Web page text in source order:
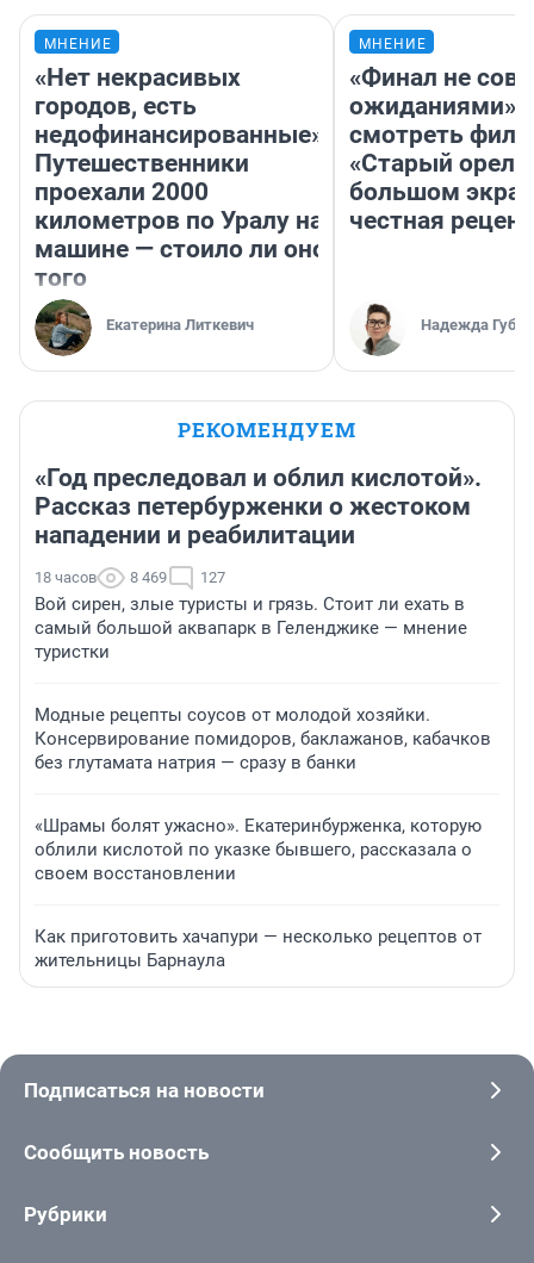
МНЕНИЕ
«Нет некрасивых
городов, есть
недофинансированные».
Путешественники
проехали 2000
километров по Уралу на
машине — стоило ли оно
того
Екатерина Литкевич
МНЕНИЕ
«Финал не
ожиданиями»:
смотреть
«Старый орел»
большом
честная
Надежда
РЕКОМЕНДУЕМ
«Год преследовал и облил кислотой».
Рассказ петербурженки о жестоком
нападении и реабилитации
18 часов 8 469 127
Вой сирен, злые туристы и грязь. Стоит ли ехать в
самый большой аквапарк в Геленджике — мнение
туристки
Модные рецепты соусов от молодой хозяйки.
Консервирование помидоров, баклажанов, кабачков
без глутамата натрия — сразу в банки
«Шрамы болят ужасно». Екатеринбурженка, которую
облили кислотой по указке бывшего, рассказала о
своем восстановлении
Как приготовить хачапури — несколько рецептов от
жительницы Барнаула
Подписаться на новости
Сообщить новость
Рубрики